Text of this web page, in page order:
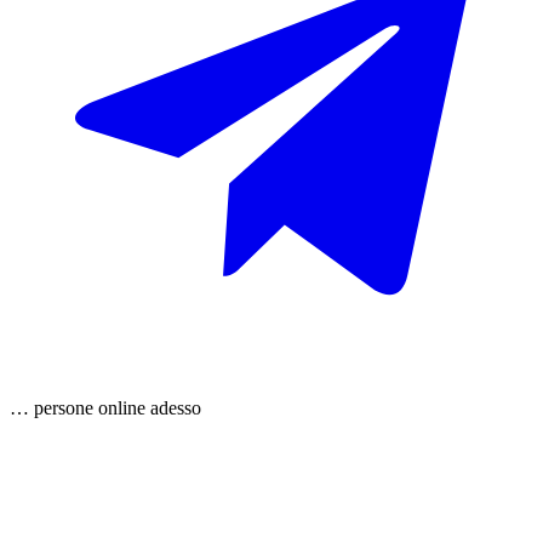
… persone online adesso